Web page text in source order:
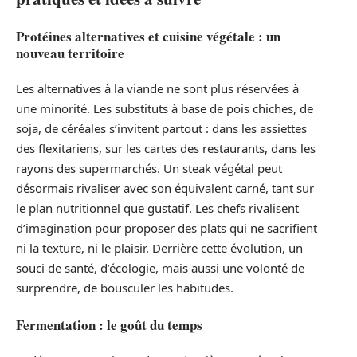
Protéines alternatives et cuisine végétale : un
nouveau territoire
Les alternatives à la viande ne sont plus réservées à
une minorité. Les substituts à base de pois chiches, de
soja, de céréales s’invitent partout : dans les assiettes
des flexitariens, sur les cartes des restaurants, dans les
rayons des supermarchés. Un steak végétal peut
désormais rivaliser avec son équivalent carné, tant sur
le plan nutritionnel que gustatif. Les chefs rivalisent
d’imagination pour proposer des plats qui ne sacrifient
ni la texture, ni le plaisir. Derrière cette évolution, un
souci de santé, d’écologie, mais aussi une volonté de
surprendre, de bousculer les habitudes.
Fermentation : le goût du temps